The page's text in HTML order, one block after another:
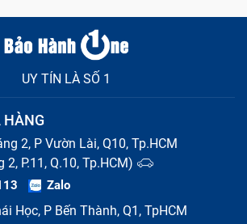
được sử dụng cho các laptop cũ
hỗ trợ các loại giao diện nhanh
UY TÍN LÀ SỐ 1
HÀNG
2, P Vườn Lài, Q10, Tp.HCM
P.11, Q.10, Tp.HCM)
Zalo
Học, P Bến Thành, Q1, TpHCM